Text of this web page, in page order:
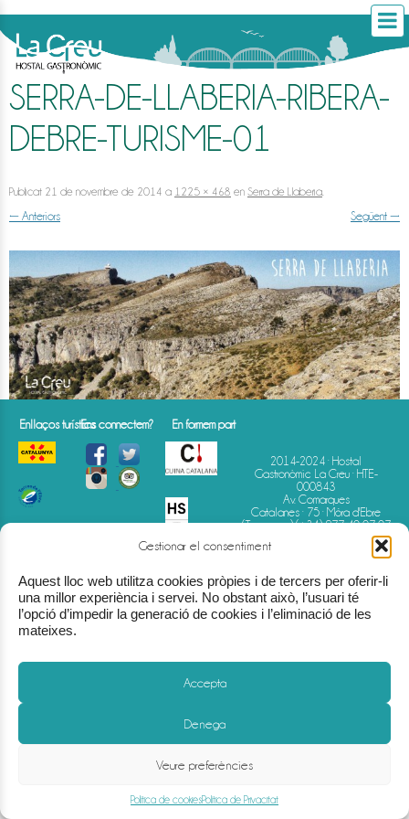
Gestionar el consentiment
Aquest lloc web utilitza cookies pròpies i de tercers per oferir-li
una millor experiència i servei. No obstant això, l’usuari té
l’opció d’impedir la generació de cookies i l’eliminació de les
mateixes.
Accepta
Denega
Veure preferències
Política de cookiesPolítica de Privacitat
SERRA-DE-LLABERIA-RIBERA-
DEBRE-TURISME-01
Publicat 21 de novembre de 2014 a 1225 × 468 en Serra de Llaberia
← Anteriors Següent →
Enllaços turísticsEns connectem? En formem part
2014-2024 · Hostal
Gastronòmic La Creu · HTE-
000843
Av. Comarques
Catalanes · 75 · Móra d'Ebre
(Tarragona) (+34) 977 40 07 07
Avís Legal Condicions de reserva